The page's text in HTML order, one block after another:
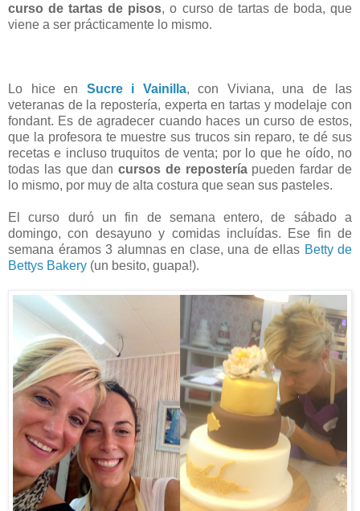
curso de tartas de pisos, o curso de tartas de boda, que
viene a ser prácticamente lo mismo.
Lo hice en Sucre i Vainilla, con Viviana, una de las
veteranas de la repostería, experta en tartas y modelaje con
fondant. Es de agradecer cuando haces un curso de estos,
que la profesora te muestre sus trucos sin reparo, te dé sus
recetas e incluso truquitos de venta; por lo que he oído, no
todas las que dancursos de reposteríapueden fardar de
lo mismo, por muy de alta costura que sean sus pasteles.
El curso duró un fin de semana entero, de sábado a
domingo, con desayuno y comidas incluídas. Ese fin de
semana éramos 3 alumnas en clase, una de ellas Betty de
Bettys Bakery (un besito, guapa!).